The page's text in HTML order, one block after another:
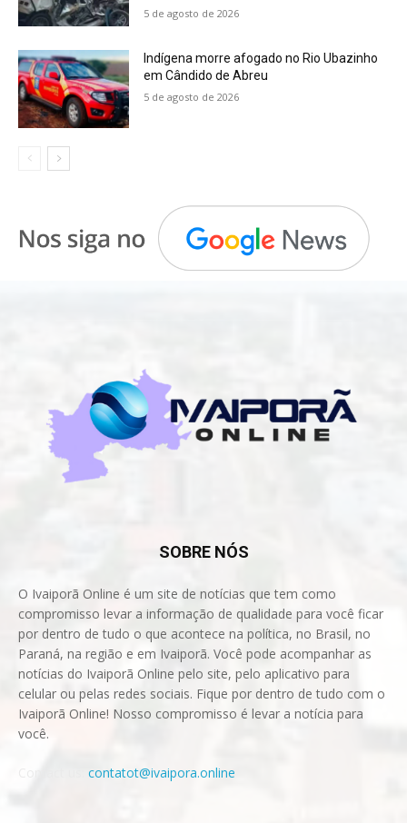
5 de agosto de 2026
Indígena morre afogado no Rio Ubazinho
em Cândido de Abreu
5 de agosto de 2026
SOBRE NÓS
O Ivaiporã Online é um site de notícias que tem como
compromisso levar a informação de qualidade para você ficar
por dentro de tudo o que acontece na política, no Brasil, no
Paraná, na região e em Ivaiporã. Você pode acompanhar as
notícias do Ivaiporã Online pelo site, pelo aplicativo para
celular ou pelas redes sociais. Fique por dentro de tudo com o
Ivaiporã Online! Nosso compromisso é levar a notícia para
você.
contatot@ivaipora.online